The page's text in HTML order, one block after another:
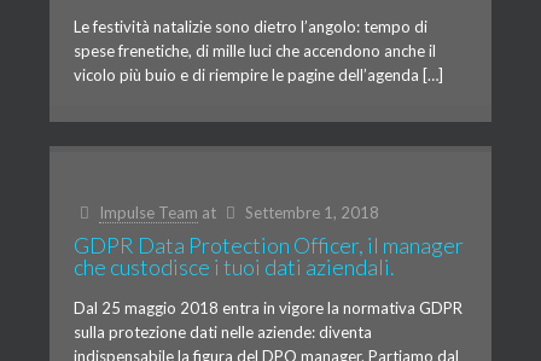
Le festività natalizie sono dietro l’angolo: tempo di
spese frenetiche, di mille luci che accendono anche il
vicolo più buio e di riempire le pagine dell’agenda […]
Impulse Team at Settembre 1, 2018
GDPR Data Protection Officer, il manager
che custodisce i tuoi dati aziendali.
Dal 25 maggio 2018 entra in vigore la normativa GDPR
sulla protezione dati nelle aziende: diventa
indispensabile la figura del DPO manager. Partiamo dal